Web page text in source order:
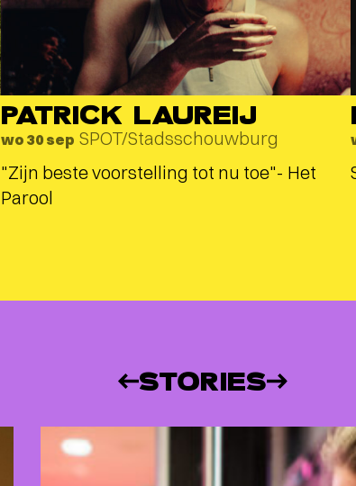
PATRICK LAUREIJ
wo 30 sep SPOT/Stadsschouwburg
"Zijn beste voorstelling tot nu toe"- Het
Parool
STORIES